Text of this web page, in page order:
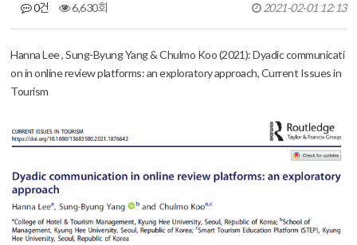
0건 6,630회 2021-02-01 12:13
본문
Hanna Lee , Sung-Byung Yang & Chulmo Koo (2021): Dyadic communicati
on in online review platforms: an exploratory approach, Current Issues in
Tourism